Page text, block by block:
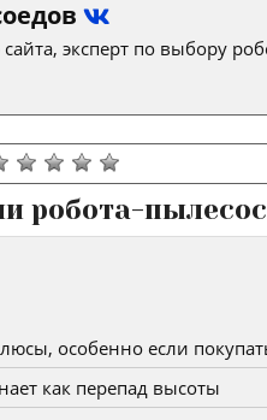
эксперт по выбору
робота-
особенно если
как перепад высоты